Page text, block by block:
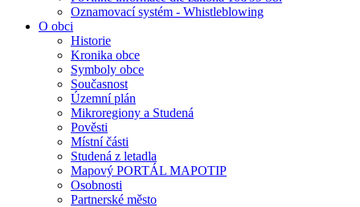
Oznamovací systém - Whistleblowing
O obci
Historie
Kronika obce
Symboly obce
Současnost
Územní plán
Mikroregiony a Studená
Pověsti
Místní části
Studená z letadla
Mapový PORTÁL MAPOTIP
Osobnosti
Partnerské město